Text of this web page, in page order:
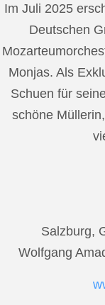
Im Juli 2025
Deutschen
Monjas. Als
Schuen für
schöne
Salzburg,
Wolfgang